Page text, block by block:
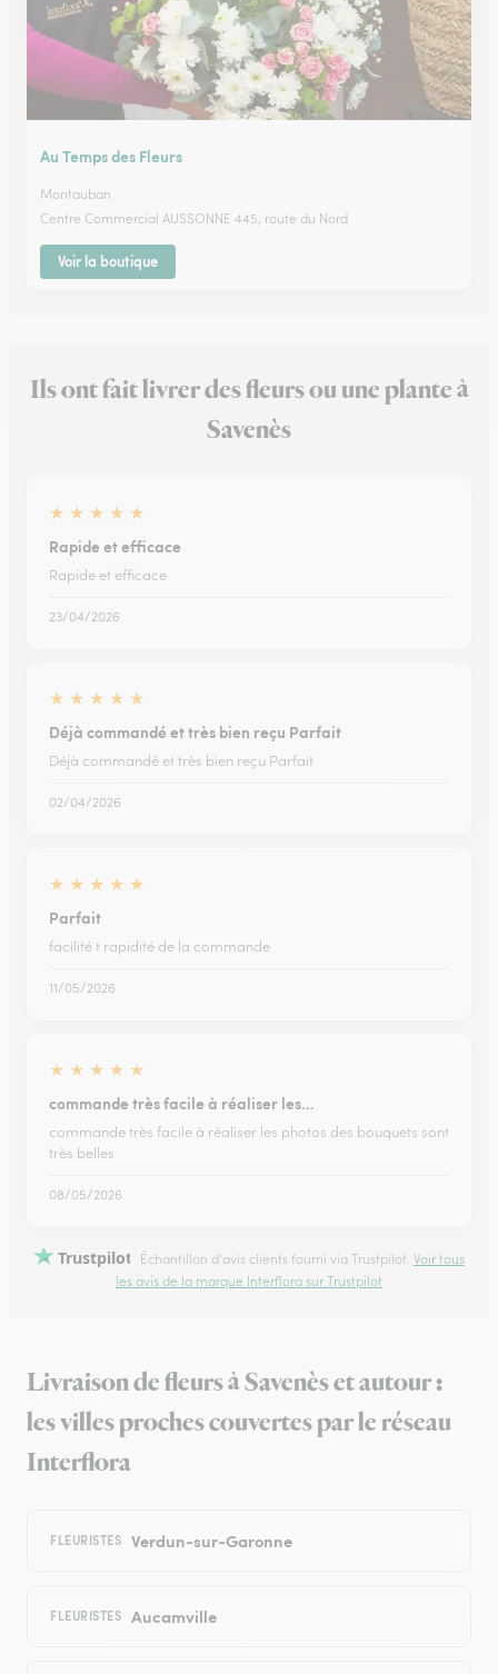
Au Temps des Fleurs
Montauban
Centre Commercial AUSSONNE 445, route du Nord
Voir la boutique
Ils ont fait livrer des fleurs ou une plante à
Savenès
★ ★ ★ ★ ★
Rapide et efficace
Rapide et efficace
23/04/2026
★ ★ ★ ★ ★
Déjà commandé et très bien reçu Parfait
Déjà commandé et très bien reçu Parfait
02/04/2026
★ ★ ★ ★ ★
Parfait
facilité t rapidité de la commande
11/05/2026
★ ★ ★ ★ ★
commande très facile à réaliser les…
commande très facile à réaliser les photos des bouquets sont
très belles
08/05/2026
Trustpilot Échantillon d'avis clients fourni via Trustpilot. Voir tous
les avis de la marque Interflora sur Trustpilot
Livraison de fleurs à Savenès et autour :
les villes proches couvertes par le réseau
Interflora
FLEURISTES Verdun-sur-Garonne
FLEURISTES Aucamville